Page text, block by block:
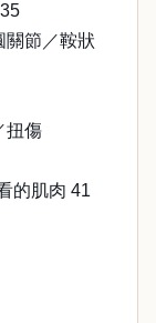
關節／鞍狀
扭傷
的肌肉 41